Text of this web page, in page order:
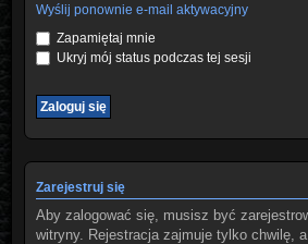
Wyślij ponownie e-mail aktywacyjny
Zapamiętaj mnie
Ukryj mój status podczas tej sesji
Zarejestruj się
Aby zalogować się, musisz być
witryny. Rejestracja zajmuje tylko chwilę,